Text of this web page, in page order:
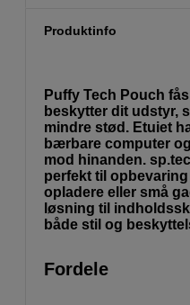
Produktinfo
Puffy Tech Pouch
beskytter dit udstyr,
mindre stød. Etuiet
bærbare computer
mod hinanden.
perfekt til
opladere eller små
løsning til
både stil og
Fordele